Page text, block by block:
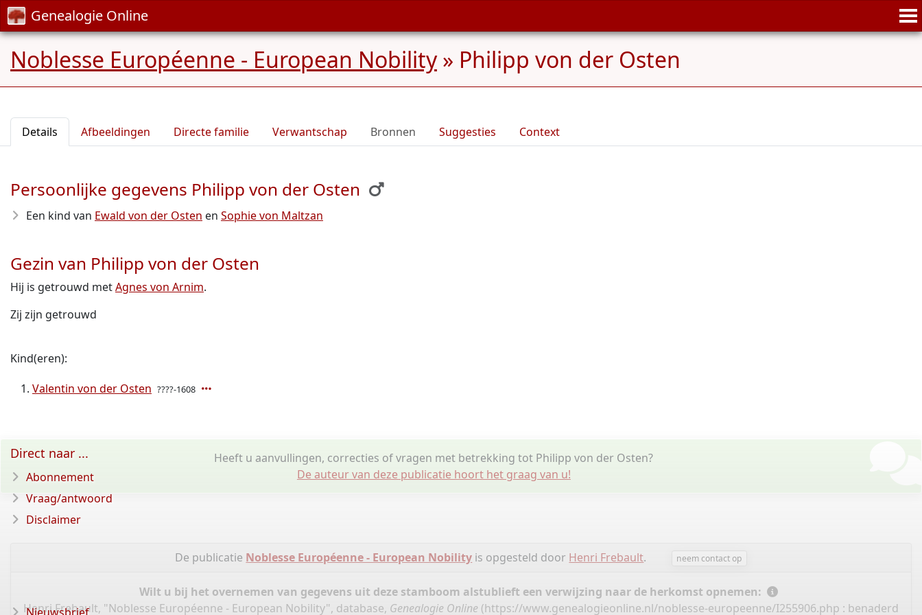
Genealogie Online
Noblesse Européenne - European Nobility» Philipp von der Osten
Details Afbeeldingen Directe familie Verwantschap Bronnen Suggesties Context
Persoonlijke gegevens Philipp von der Osten
Een kind van Ewald von der Osten en Sophie von Maltzan
Gezin van Philipp von der Osten
Hij is getrouwd metAgnes von Arnim.
Zij zijn getrouwd
Kind(eren):
Valentin von der Osten ????-1608
Heeft u aanvullingen, correcties of vragen met betrekking tot Philipp von der Osten?
De auteur van deze publicatie hoort het graag van u!
De publicatie Noblesse Européenne - European Nobility is opgesteld door Henri Frebault. neem contact op
Wilt u bij het overnemen van gegevens uit deze stamboom alstublieft een verwijzing naar de herkomst opnemen:
Henri Frebault, "Noblesse Européenne - European Nobility", database, Genealogie Online (https://www.genealogieonline.nl/noblesse-europeenne/I255906.php : benaderd
Direct naar ...
Abonnement
Vraag/antwoord
Disclaimer